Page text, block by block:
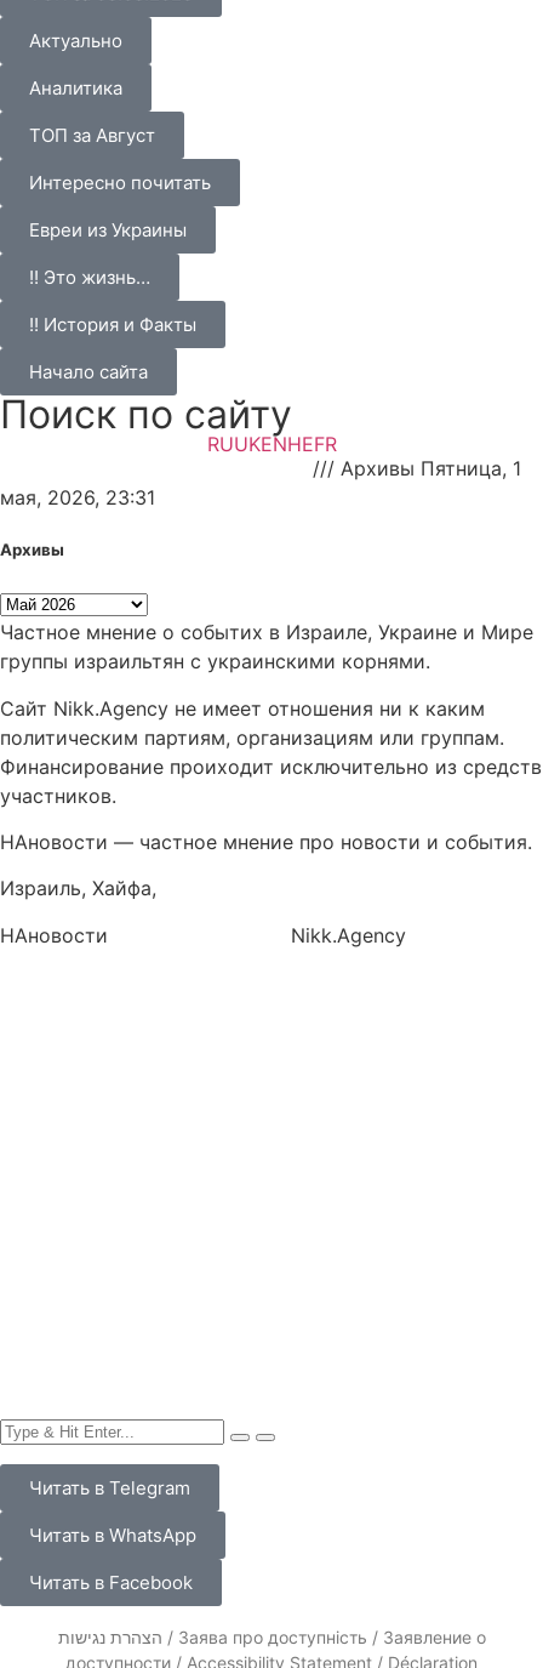
Актуально
Аналитика
ТОП за Август
Интересно почитать
Евреи из Украины
!! Это жизнь…
!! История и Факты
Начало сайта
Поиск по сайту
RUUKENHEFR
/// Архивы Пятница, 1
мая, 2026, 23:31
Архивы
Частное мнение о событих в Израиле, Украине и Мире
группы израильтян с украинскими корнями.
Сайт Nikk.Agency не имеет отношения ни к каким
политическим партиям, организациям или группам.
Финансирование проиходит исключительно из средств
участников.
НАновости — частное мнение про новости и события.
Израиль, Хайфа,
НАновости
Nikk.Agency
Читать в Telegram
Читать в WhatsApp
Читать в Facebook
הצהרת נגישות / Заява про доступність / Заявление о
доступности / Accessibility Statement / Déclaration